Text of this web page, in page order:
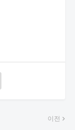
이전